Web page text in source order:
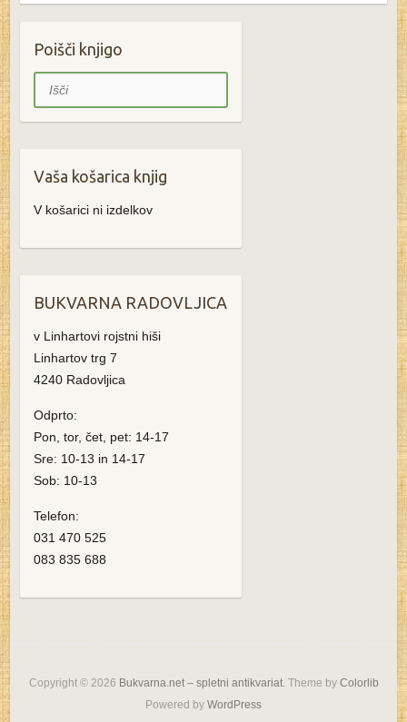
Poišči knjigo
Išči
Vaša košarica knjig
V košarici ni izdelkov
BUKVARNA RADOVLJICA
v Linhartovi rojstni hiši
Linhartov trg 7
4240 Radovljica
Odprto:
Pon, tor, čet, pet: 14-17
Sre: 10-13 in 14-17
Sob: 10-13
Telefon:
031 470 525
083 835 688
Copyright © 2026 Bukvarna.net – spletni antikvariat. Theme by Colorlib
Powered by WordPress